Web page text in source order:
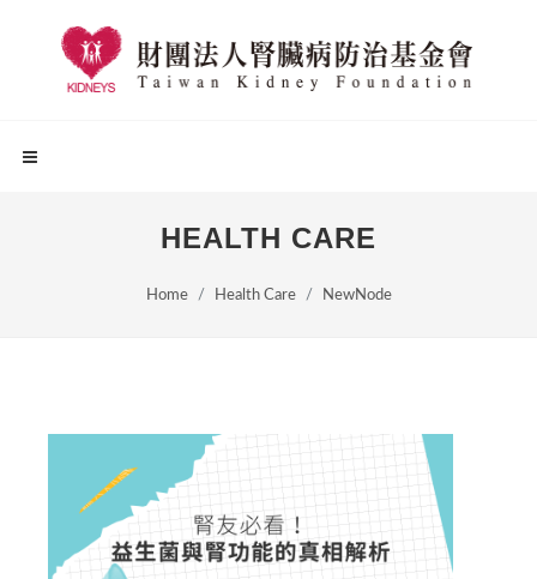
HEALTH CARE
Home Health Care NewNode